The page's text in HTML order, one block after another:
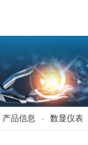
产品信息 - 数显仪表